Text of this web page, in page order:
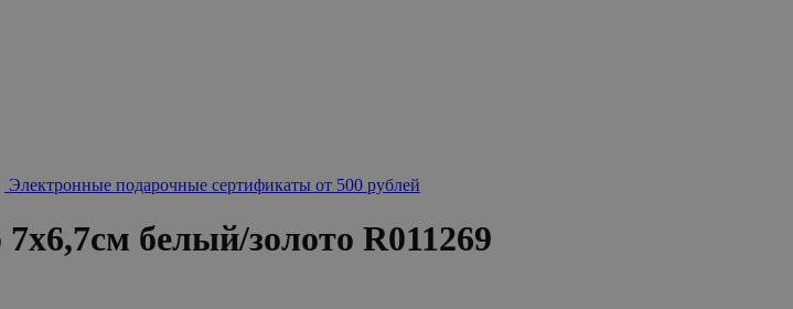
Электронные подарочные сертификаты от 500 рублей
белый/золото R011269